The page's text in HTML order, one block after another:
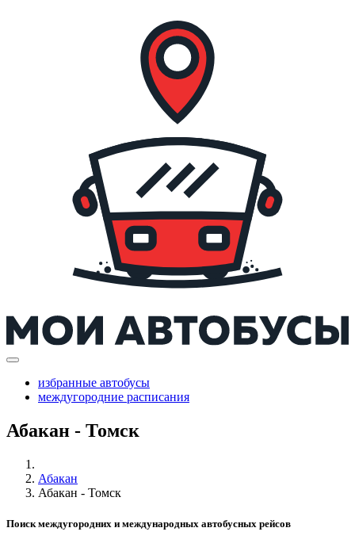
избранные автобусы
междугородние расписания
Абакан - Томск
Абакан
Абакан - Томск
Поиск междугородних и международных автобусных рейсов